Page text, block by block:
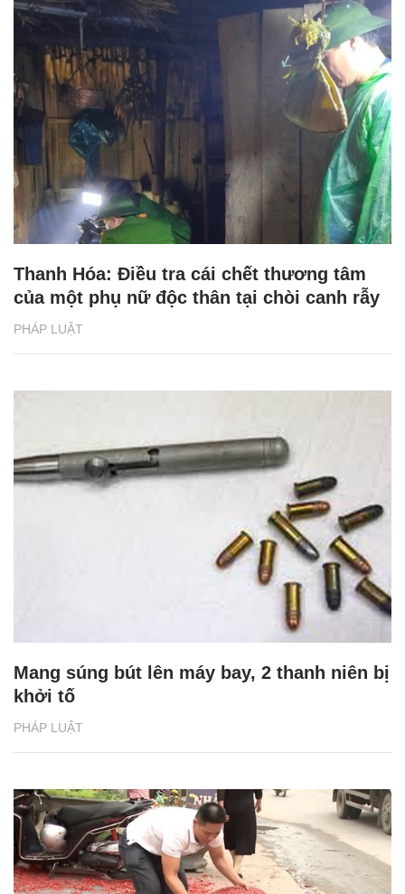
PHÁP LUẬT
Thanh Hóa: Điều tra cái chết thương tâm
của một phụ nữ độc thân tại chòi canh rẫy
PHÁP LUẬT
Mang súng bút lên máy bay, 2 thanh niên bị
khởi tố